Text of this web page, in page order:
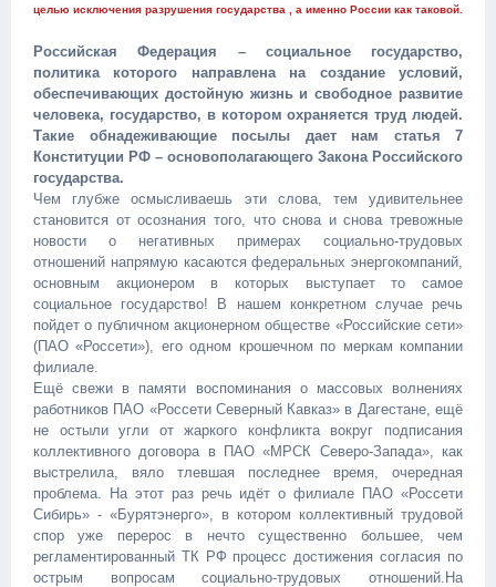
целью исключения разрушения государства , а именно России как таковой.
Российская Федерация – социальное государство,
политика которого направлена на создание условий,
обеспечивающих достойную жизнь и свободное развитие
человека, государство, в котором охраняется труд людей.
Такие обнадеживающие посылы дает нам статья 7
Конституции РФ – основополагающего Закона Российского
государства.
Чем глубже осмысливаешь эти слова, тем удивительнее
становится от осознания того, что снова и снова тревожные
новости о негативных примерах социально-трудовых
отношений напрямую касаются федеральных энергокомпаний,
основным акционером в которых выступает то самое
социальное государство! В нашем конкретном случае речь
пойдет о публичном акционерном обществе «Российские сети»
(ПАО «Россети»), его одном крошечном по меркам компании
филиале.
Ещё свежи в памяти воспоминания о массовых волнениях
работников ПАО «Россети Северный Кавказ» в Дагестане, ещё
не остыли угли от жаркого конфликта вокруг подписания
коллективного договора в ПАО «МРСК Северо-Запада», как
выстрелила, вяло тлевшая последнее время, очередная
проблема. На этот раз речь идёт о филиале ПАО «Россети
Сибирь» - «Бурятэнерго», в котором коллективный трудовой
спор уже перерос в нечто существенно большее, чем
регламентированный ТК РФ процесс достижения согласия по
острым вопросам социально-трудовых отношений.На